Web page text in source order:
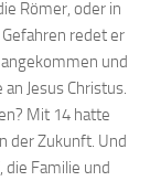
Römer, oder in
redet er
und
Jesus Christus.
Mit 14 hatte
der Zukunft. Und
Familie und